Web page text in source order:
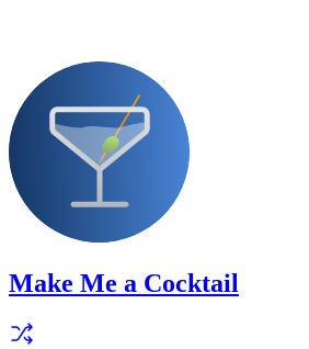
Make Me a Cocktail